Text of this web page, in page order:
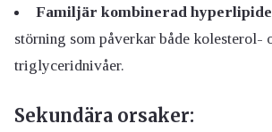
Familjär kombinerad
störning som påverkar både kolesterol-
triglyceridnivåer.
Sekundära orsaker: